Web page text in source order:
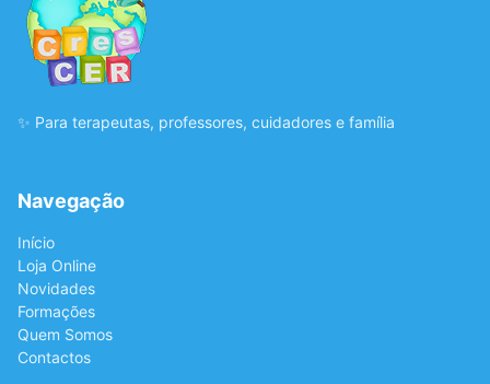
✨ Para terapeutas, professores, cuidadores e família
Navegação
Início
Loja Online
Novidades
Formações
Quem Somos
Contactos